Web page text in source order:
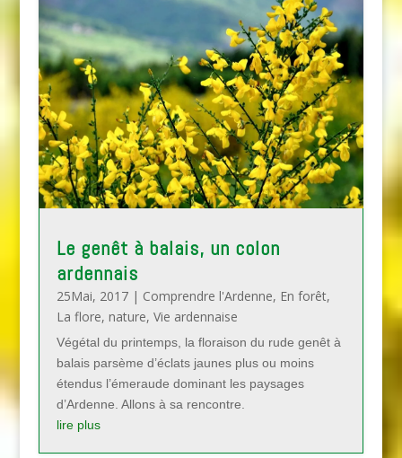
Le genêt à balais, un colon
ardennais
25Mai, 2017| Comprendre l'Ardenne, En forêt,
La flore, nature, Vie ardennaise
Végétal du printemps, la floraison du rude genêt à
balais parsème d’éclats jaunes plus ou moins
étendus l’émeraude dominant les paysages
d’Ardenne. Allons à sa rencontre.
lire plus